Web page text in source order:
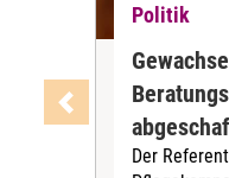
Politik
Der